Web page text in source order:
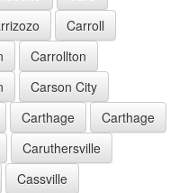
Carroll
Carrollton
Carson City
Carthage
Carthage
Caruthersville
Cassville